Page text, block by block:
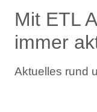
Mit ETL
immer
Aktuelles rund